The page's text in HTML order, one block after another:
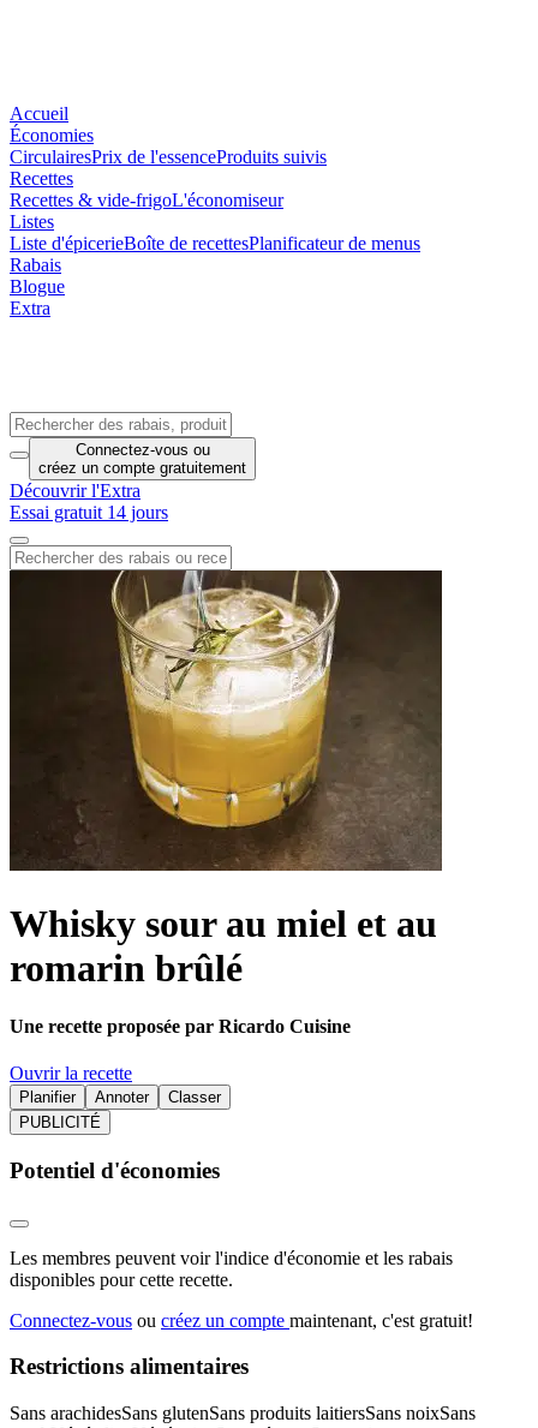
Accueil
Économies
CirculairesPrix de l'essenceProduits suivis
Recettes
Recettes & vide-frigoL'économiseur
Listes
Liste d'épicerieBoîte de recettesPlanificateur de menus
Rabais
Blogue
Extra
Connectez-vous ou
créez un compte gratuitement
Découvrir l'Extra
Essai gratuit 14 jours
Whisky sour au miel et au
romarin brûlé
Une recette proposée par Ricardo Cuisine
Ouvrir la recette
Planifier Annoter
Classer
PUBLICITÉ
Potentiel d'économies
Les membres peuvent voir l'indice d'économie et les rabais
disponibles pour cette recette.
Connectez-vous ou créez un compte maintenant, c'est gratuit!
Restrictions alimentaires
Sans arachidesSans glutenSans produits laitiersSans noixSans